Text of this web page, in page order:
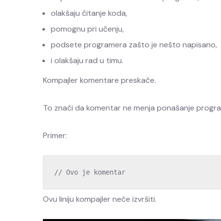
olakšaju čitanje koda,
pomognu pri učenju,
podsete programera zašto je nešto napisano,
i olakšaju rad u timu.
Kompajler komentare preskače.
To znači da komentar ne menja ponašanje
Primer:
// Ovo je komentar
Ovu liniju kompajler neće izvršiti.